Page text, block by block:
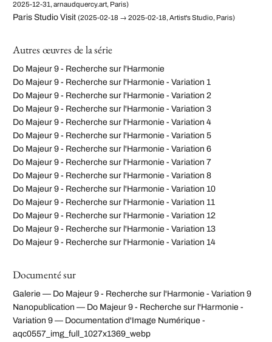
2025-12-31, arnaudquercy.art, Paris)
Paris Studio Visit (2025-02-18 → 2025-02-18, Artist's Studio, Paris)
Autres œuvres de la série
Do Majeur 9 - Recherche sur l'Harmonie
Do Majeur 9 - Recherche sur l'Harmonie - Variation 1
Do Majeur 9 - Recherche sur l'Harmonie - Variation 2
Do Majeur 9 - Recherche sur l'Harmonie - Variation 3
Do Majeur 9 - Recherche sur l'Harmonie - Variation 4
Do Majeur 9 - Recherche sur l'Harmonie - Variation 5
Do Majeur 9 - Recherche sur l'Harmonie - Variation 6
Do Majeur 9 - Recherche sur l'Harmonie - Variation 7
Do Majeur 9 - Recherche sur l'Harmonie - Variation 8
Do Majeur 9 - Recherche sur l'Harmonie - Variation 10
Do Majeur 9 - Recherche sur l'Harmonie - Variation 11
Do Majeur 9 - Recherche sur l'Harmonie - Variation 12
Do Majeur 9 - Recherche sur l'Harmonie - Variation 13
Do Majeur 9 - Recherche sur l'Harmonie - Variation 14
Documenté sur
Galerie — Do Majeur 9 - Recherche sur l'Harmonie - Variation 9
Nanopublication — Do Majeur 9 - Recherche sur l'Harmonie -
Variation 9 — Documentation d'Image Numérique -
aqc0557_img_full_1027x1369_webp